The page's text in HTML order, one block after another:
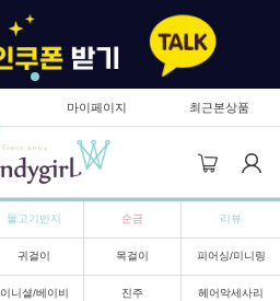
마이페이지 최근본상품
물고기반지 순금 리뷰
귀걸이 목걸이 피어싱/미니링
이니셜/베이비 진주 헤어악세사리